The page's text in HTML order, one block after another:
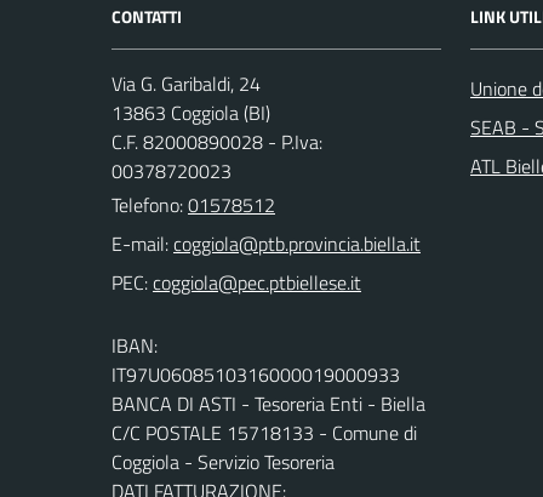
CONTATTI
Via G. Garibaldi, 24
13863 Coggiola (BI)
C.F. 82000890028 - P.Iva:
00378720023
Telefono:01578512
E-mail:
PEC:
IBAN:
IT97U0608510316000019000933
BANCA DI ASTI - Tesoreria Enti - Biella
C/C POSTALE 15718133 - Comune di
Coggiola - Servizio Tesoreria
DATI FATTURAZIONE:
LINK
Unione
SEAB -
ATL